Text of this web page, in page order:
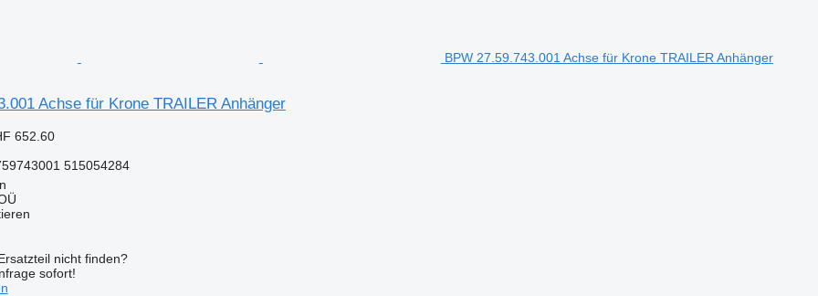
BPW 27.59.743.001 Achse für Krone TRAILER Anhänger
Achse für Krone TRAILER Anhänger
652.60
515054284
nicht finden?
sofort!